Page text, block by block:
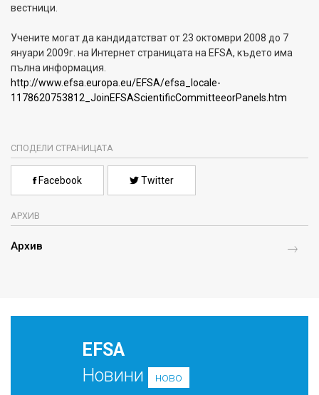
вестници
Учените могат да кандидатстват от 23 октомври 2008 до 7
януари 2009г. на Интернет страницата на EFSA, където има
пълна информация.
http://www.efsa.europa.eu/EFSA/efsa_locale-
1178620753812_JoinEFSAScientificCommitteeorPanels.htm
СПОДЕЛИ СТРАНИЦАТА
Facebook Twitter
АРХИВ
Архив
EFSA
Новини
ново